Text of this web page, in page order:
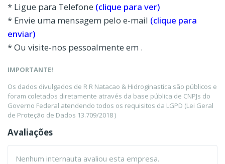
* Ligue para Telefone (clique para ver)
* Envie uma mensagem pelo e-mail (clique para
enviar)
* Ou visite-nos pessoalmente em .
IMPORTANTE!
Os dados divulgados de R R Natacao & Hidroginastica são públicos e
foram coletados diretamente através da base pública de CNPJs do
Governo Federal atendendo todos os requisitos da LGPD (Lei Geral
de Proteção de Dados 13.709/2018 )
Avaliações
Nenhum internauta avaliou esta empresa.